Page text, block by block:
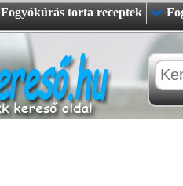
Fogyókúrás torta receptek